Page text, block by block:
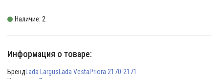
Наличие: 2
Информация о товаре:
Бренд Lada Largus Lada VestaPriora 2170-2171